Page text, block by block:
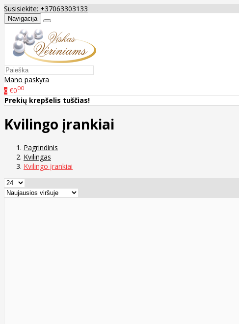
Susisiekite: +37063303133
Navigacija
Mano paskyra
0 €000
Prekių krepšelis tuščias!
Kvilingo įrankiai
Pagrindinis
Kvilingas
Kvilingo įrankiai